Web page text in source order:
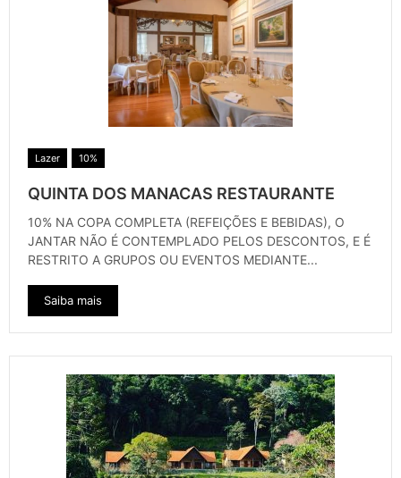
Lazer 10%
QUINTA DOS MANACAS RESTAURANTE
10% NA COPA COMPLETA (REFEIÇÕES E BEBIDAS), O
JANTAR NÃO É CONTEMPLADO PELOS DESCONTOS, E É
RESTRITO A GRUPOS OU EVENTOS MEDIANTE...
Saiba mais